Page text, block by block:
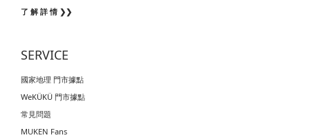
了 解 詳 情 ❯❯
SERVICE
國家地理 門市據點
WeKÜKÜ 門市據點
常見問題
MUKEN Fans